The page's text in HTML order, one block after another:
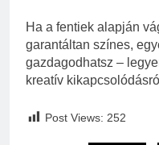
Ha a fentiek alapján
garantáltan színes,
gazdagodhatsz –
kreatív
Post Views: 252